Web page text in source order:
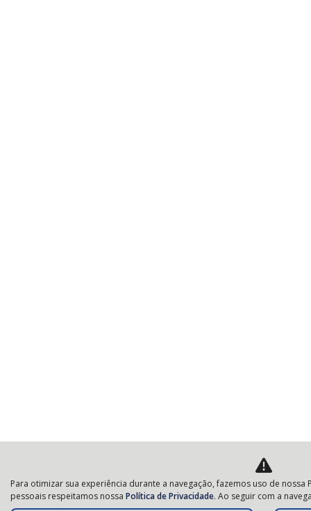
Para otimizar sua experiência durante a navegação, fazemos uso de
pessoais respeitamos nossa Política de Privacidade. Ao seguir com a